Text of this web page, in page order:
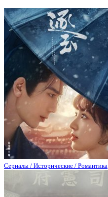
Сериалы / Исторические / Романтика